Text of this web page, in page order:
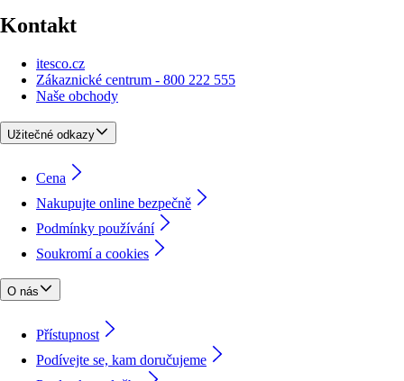
Kontakt
itesco.cz
Zákaznické centrum - 800 222 555
Naše obchody
Užitečné odkazy
Cena
Nakupujte online bezpečně
Podmínky používání
Soukromí a cookies
O nás
Přístupnost
Podívejte se, kam doručujeme